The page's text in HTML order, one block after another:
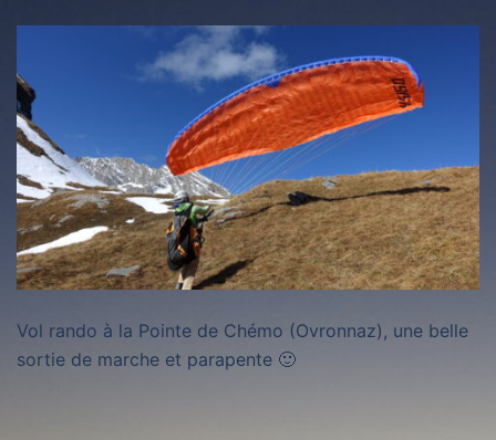
Vol rando à la Pointe de Chémo (Ovronnaz), une belle
sortie de marche et parapente 🙂